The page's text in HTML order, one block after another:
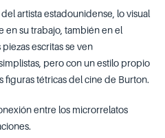
artista estadounidense, lo visual
en su trabajo, también en el
escritas se ven
pero con un estilo propio
figuras tétricas del cine de Burton.
entre los microrrelatos